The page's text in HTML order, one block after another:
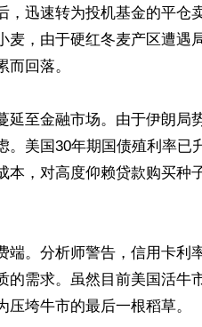
，迅速转为投机基金的平仓
麦，由于硬红冬麦产区遭遇
而回落。
延至金融市场。由于伊朗局
。美国30年期国债殖利率已
本，对高度仰赖贷款购买种
端。分析师警告，信用卡利
的需求。虽然目前美国活牛
垮牛市的最后一根稻草。